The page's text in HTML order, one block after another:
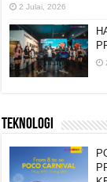
TEKNOLOGI